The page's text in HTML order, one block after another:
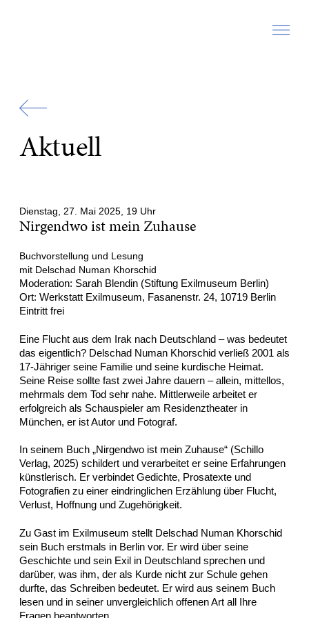
Aktuell
Dienstag, 27. Mai 2025, 19 Uhr
Nirgendwo ist mein Zuhause
Buchvorstellung und Lesung
mit Delschad Numan Khorschid
Moderation: Sarah Blendin (Stiftung Exilmuseum Berlin)
Ort: Werkstatt Exilmuseum, Fasanenstr. 24, 10719 Berlin
Eintritt frei
Eine Flucht aus dem Irak nach Deutschland – was bedeutet
das eigentlich? Delschad Numan Khorschid verließ 2001 als
17-Jähriger seine Familie und seine kurdische Heimat.
Seine Reise sollte fast zwei Jahre dauern – allein, mittellos,
mehrmals dem Tod sehr nahe. Mittlerweile arbeitet er
erfolgreich als Schauspieler am Residenztheater in
München, er ist Autor und Fotograf.
In seinem Buch „Nirgendwo ist mein Zuhause“ (Schillo
Verlag, 2025) schildert und verarbeitet er seine Erfahrungen
künstlerisch. Er verbindet Gedichte, Prosatexte und
Fotografien zu einer eindringlichen Erzählung über Flucht,
Verlust, Hoffnung und Zugehörigkeit.
Zu Gast im Exilmuseum stellt Delschad Numan Khorschid
sein Buch erstmals in Berlin vor. Er wird über seine
Geschichte und sein Exil in Deutschland sprechen und
darüber, was ihm, der als Kurde nicht zur Schule gehen
durfte, das Schreiben bedeutet. Er wird aus seinem Buch
lesen und in seiner unvergleichlich offenen Art all Ihre
Fragen beantworten.